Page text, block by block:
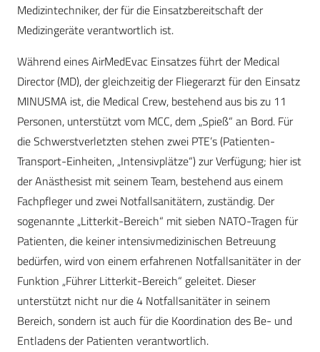
Medizintechniker, der für die Einsatzbereitschaft der
Medizingeräte verantwortlich ist.
Während eines AirMedEvac Einsatzes führt der Medical
Director (MD), der gleichzeitig der Fliegerarzt für den Einsatz
MINUSMA ist, die Medical Crew, bestehend aus bis zu 11
Personen, unterstützt vom MCC, dem „Spieß“ an Bord. Für
die Schwerstverletzten stehen zwei PTE’s (Patienten-
Transport-Einheiten, „Intensivplätze“) zur Verfügung; hier ist
der Anästhesist mit seinem Team, bestehend aus einem
Fachpfleger und zwei Notfallsanitätern, zuständig. Der
sogenannte „Litterkit-Bereich“ mit sieben NATO-­Tragen für
Patienten, die keiner intensivmedizinischen Betreuung
bedürfen, wird von einem erfahrenen Notfallsanitäter in der
Funktion „Führer Litterkit-Bereich“ geleitet. Dieser
unterstützt nicht nur die 4 Notfallsanitäter in seinem
Bereich, sondern ist auch für die Koordination des Be- und
Entladens der Patienten verantwortlich.